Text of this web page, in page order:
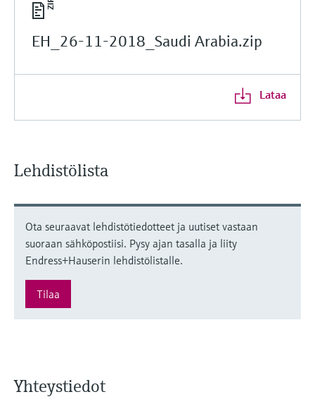
EH_26-11-2018_Saudi Arabia.zip
Lataa
Lehdistölista
Ota seuraavat lehdistötiedotteet ja uutiset vastaan
suoraan sähköpostiisi. Pysy ajan tasalla ja liity
Endress+Hauserin lehdistölistalle.
Tilaa
Yhteystiedot